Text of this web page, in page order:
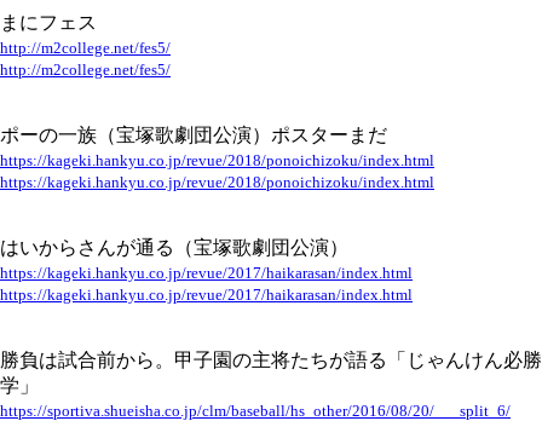
まにフェス
http://m2college.net/fes5/
http://m2college.net/fes5/
ポーの一族（宝塚歌劇団公演）ポスターまだ
https://kageki.hankyu.co.jp/revue/2018/ponoichizoku/index.html
https://kageki.hankyu.co.jp/revue/2018/ponoichizoku/index.html
はいからさんが通る（宝塚歌劇団公演）
https://kageki.hankyu.co.jp/revue/2017/haikarasan/index.html
https://kageki.hankyu.co.jp/revue/2017/haikarasan/index.html
勝負は試合前から。甲子園の主将たちが語る「じゃんけん必勝
学」
https://sportiva.shueisha.co.jp/clm/baseball/hs_other/2016/08/20/___split_6/